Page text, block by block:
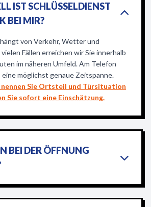
IST SCHLÜSSELDIENST
BEI MIR?
von Verkehr, Wetter und
Fällen erreichen wir Sie innerhalb
im näheren Umfeld. Am Telefon
möglichst genaue Zeitspanne.
nennen Sie Ortsteil und Türsituation
Sie sofort eine Einschätzung.
BEI DER ÖFFNUNG